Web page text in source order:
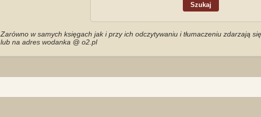
Zarówno w samych księgach jak i przy ich odczytywaniu i tłumaczeniu zdarzają
lub na adres wodanka @ o2.pl